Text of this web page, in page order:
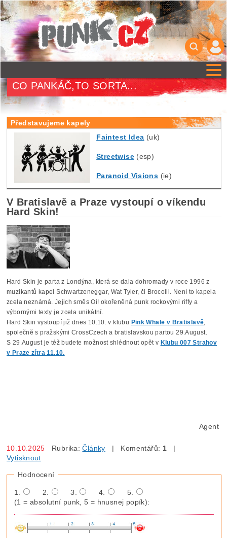
CO PANKÁČ,TO SORTA...
Představujeme kapely
Faintest Idea (uk)
Streetwise(esp)
Paranoid Visions (ie)
V Bratislavě a Praze vystoupí o víkendu
Hard Skin!
Hard Skin je parta z Londýna, která se dala dohromady v roce 1996 z
muzikantů kapel Schwartzeneggar, Wat Tyler, či Brocolli. Není to kapela
zcela neznámá. Jejich směs Oi! okořeněná punk rockovými riffy a
výbornými texty je zcela unikátní.
Hard Skin vystoupí již dnes 10.10. v klubu Pink Whale v Bratislavě
společně s pražskými CrossCzech a bratislavskou partou 29.August.
S 29.August je též budete možnost shlédnout opět v Klubu 007 Strahov
v Praze zítra 11.10.
Agent
10.10.2025 Rubrika:Články | Komentářů: 1 |
Vytisknout
Hodnocení
1. 2. 3. 4.
5.
(1 = absolutní punk, 5 = hnusnej popík):